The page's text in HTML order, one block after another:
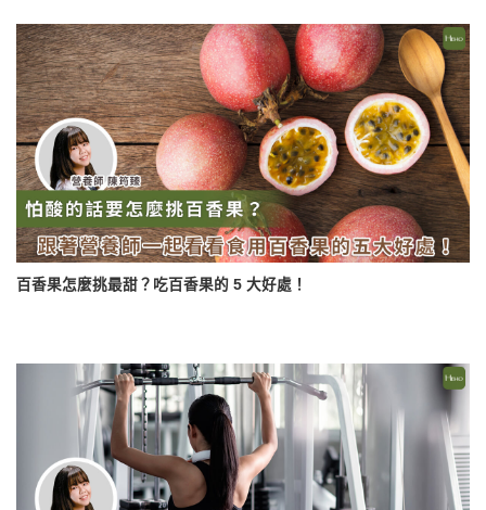
百香果怎麼挑最甜？吃百香果的 5 大好處！